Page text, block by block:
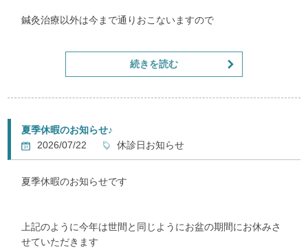
鍼灸治療以外は今まで通りおこないますので
ケガをされた急性患者様はもちろん
肩こり・腰痛・神経痛などの慢性患者様
是非ご来院ください
続きを読む
夏季休暇のお知らせ♪
2026/07/22
休診日お知らせ
夏季休暇のお知らせです
上記のように今年は世間と同じようにお盆の期間にお休みさ
せていただきます